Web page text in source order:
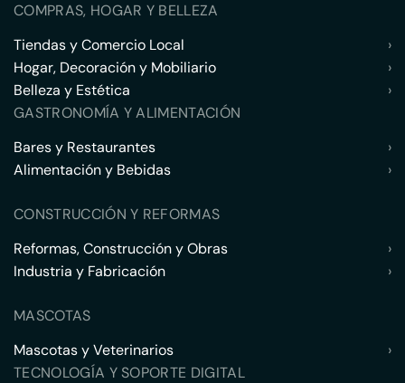
COMPRAS, HOGAR Y BELLEZA
Tiendas y Comercio Local
›
Hogar, Decoración y Mobiliario
›
Belleza y Estética
›
GASTRONOMÍA Y ALIMENTACIÓN
Bares y Restaurantes
›
Alimentación y Bebidas
›
CONSTRUCCIÓN Y REFORMAS
Reformas, Construcción y Obras
›
Industria y Fabricación
›
MASCOTAS
Mascotas y Veterinarios
›
TECNOLOGÍA Y SOPORTE DIGITAL